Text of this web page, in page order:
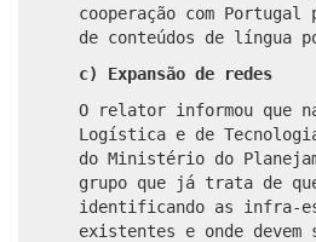
cooperação com Portugal
de conteúdos de língua
c) Expansão de redes
O relator informou que
Logística e de
do Ministério do
grupo que já trata de
identificando as infra-
existentes e onde devem